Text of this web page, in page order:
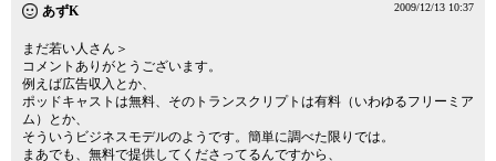
あずK 2009/12/13 10:37
まだ若い人さん＞
コメントありがとうございます。
例えば広告収入とか、
ポッドキャストは無料、そのトランスクリプトは有料（いわゆるフリーミア
ム）とか、
そういうビジネスモデルのようです。簡単に調べた限りでは。
まあでも、無料で提供してくださってるんですから、